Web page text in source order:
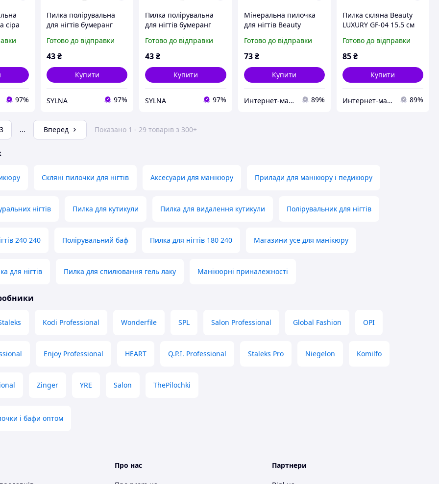
сіра
97%
Пилка полірувальна
для нігтів бумеранг
02G 100/100
Готово до відправки
43₴
Купити
SYLNA 97%
Пилка полірувальна
для нігтів бумеранг
02G 180/180
Готово до відправки
43₴
Купити
SYLNA 97%
Мінеральна пилочка
для нігтів Beauty
чорна
Готово до відправки
73 ₴
Купити
Интернет-магазин "Beauty Luxury" 89%
Пилка скляна Beauty
LUXURY GF-04 15.5 см
Готово до відправки
85₴
Купити
Интернет-магазин "Beauty Luxury" 89%
3 ... Вперед Показано 1 - 29 товарів з 300+
Скляні пилочки для нігтів Аксесуари для манікюру Прилади для манікюру і педикюру
нігтів Пилка для кутикули Пилка для видалення кутикули Полірувальник для нігтів
240 240 Полірувальний баф Пилка для нігтів 180 240 Магазини усе для манікюру
для нігтів Пилка для спилювання гель лаку Манікюрні приналежності
Kodi Professional Wonderfile SPL Salon Professional Global Fashion OPI
Enjoy Professional HEART Q.P.I. Professional Staleks Pro Niegelon Komilfo
Zinger YRE Salon ThePilochki
і бафи оптом
Про нас Партнери